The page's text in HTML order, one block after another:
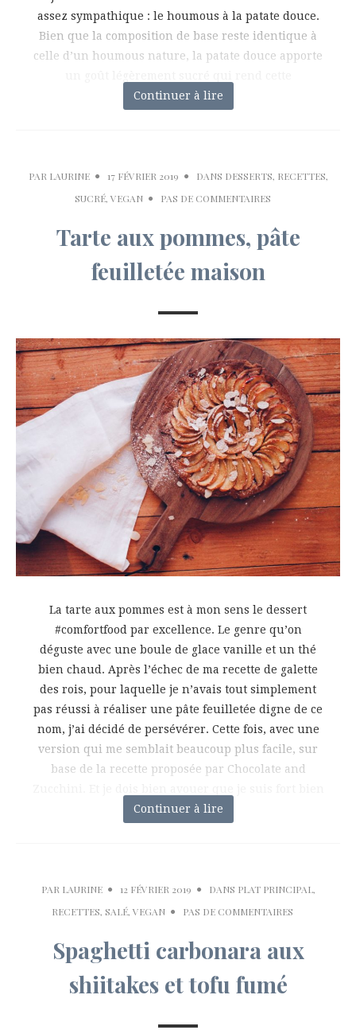
assez sympathique : le houmous à la patate douce.
Bien que la composition de base reste identique à
celle d’un houmous nature, la patate douce apporte
préparation
Continuer à lire
PAR LAURINE 17 FÉVRIER 2019 DANS DESSERTS, RECETTES,
SUCRÉ, VEGAN PAS DE COMMENTAIRES
Tarte aux pommes, pâte
feuilletée maison
La tarte aux pommes est à mon sens le dessert
#comfortfood par excellence. Le genre qu’on
déguste avec une boule de glace vanille et un thé
bien chaud. Après l’échec de ma recette de galette
des rois, pour laquelle je n’avais tout simplement
pas réussi à réaliser une pâte feuilletée digne de ce
nom, j’ai décidé de persévérer. Cette fois, avec une
version qui me semblait beaucoup plus facile, sur
base de la recette proposée par Chocolate and
heureuse
Continuer à lire
PAR LAURINE 12 FÉVRIER 2019 DANS PLAT PRINCIPAL,
RECETTES, SALÉ, VEGAN PAS DE COMMENTAIRES
Spaghetti carbonara aux
shiitakes et tofu fumé